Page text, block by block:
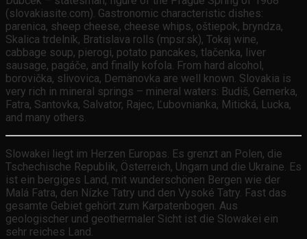
(slovakiasite.com). Gastronomic characteristic dishes:
parenica, sheep cheese, cheese whips, oštiepok, bryndza,
Skalica trdelník, Bratislava rolls (mpsr.sk), Tokaj wine,
cabbage soup, pierogi, potato pancakes, tlačenka, liver
sausage, pagáče, and finally kofola. From hard alcohol,
borovička, slivovica, Demänovka are well known. Slovakia is
very rich in mineral springs – mineral waters: Budiš, Gemerka,
Fatra, Santovka, Salvator, Rajec, Ľubovnianka, Mitická, Lucka,
and many others.
Slowakei liegt im Herzen Europas. Es grenzt an Polen, die
Tschechische Republik, Österreich, Ungarn und die Ukraine. Es
ist ein bergiges Land, mit wunderschönen Bergen wie der
Malá Fatra, den Nízke Tatry und den Vysoké Tatry. Fast das
gesamte Gebiet gehört zum Karpatenbogen. Aus
geologischer und geothermaler Sicht ist die Slowakei ein
sehr reiches Land.